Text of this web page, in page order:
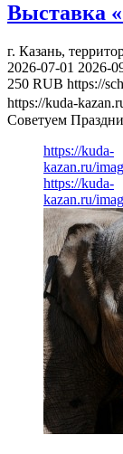
Выставка
г. Казань,
2026-07-01 2026-
250 RUB https://
https://kuda-
Советуем
https://kuda-
kazan.ru/
https://kuda-
kazan.ru/